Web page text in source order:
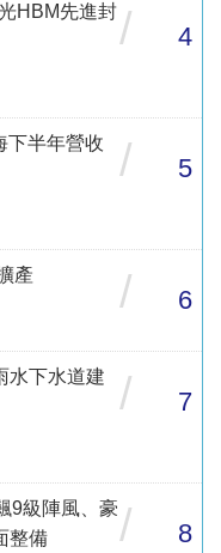
HBM先進封/ 4
下半年營收
/ 5
產
/ 6
下水道建
/ 7
9級陣風、豪
整備
/ 8